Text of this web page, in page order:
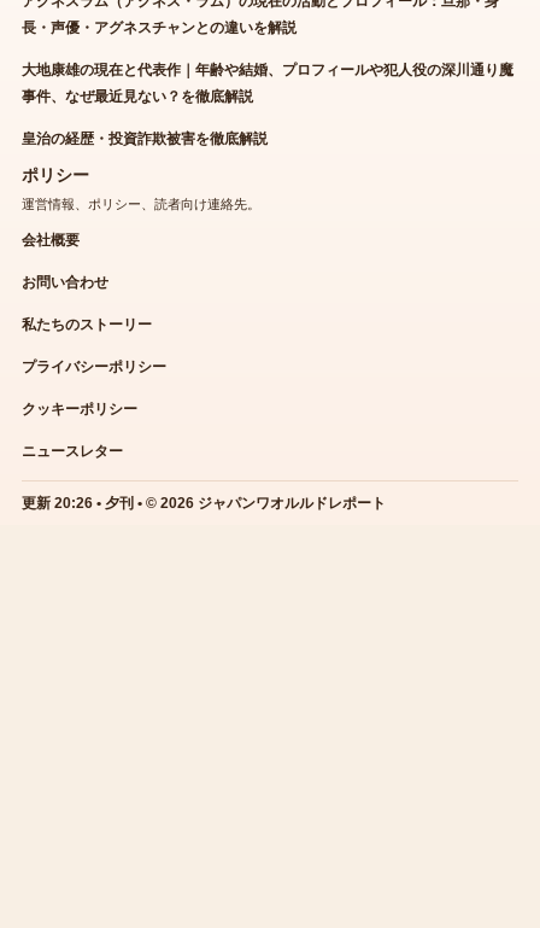
長・声優・アグネスチャンとの違いを解説
大地康雄の現在と代表作｜年齢や結婚、プロフィールや犯人役の深川通り魔
事件、なぜ最近見ない？を徹底解説
皇治の経歴・投資詐欺被害を徹底解説
ポリシー
運営情報、ポリシー、読者向け連絡先。
会社概要
お問い合わせ
私たちのストーリー
プライバシーポリシー
クッキーポリシー
ニュースレター
更新 20:26 • 夕刊 • © 2026 ジャパンワオルルドレポート